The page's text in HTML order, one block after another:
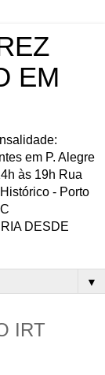
EM
em P. Alegre
às 19h Rua
- Porto
DESDE
▼
IRT